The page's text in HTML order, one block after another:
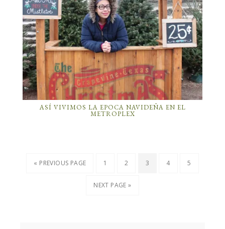
ASÍ VIVIMOS LA EPOCA NAVIDEÑA EN EL
METROPLEX
« PREVIOUS PAGE 1 2 3 4 5
NEXT PAGE »